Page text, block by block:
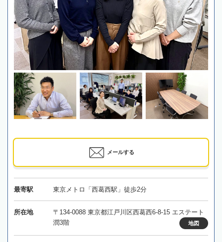
メールする
最寄駅 東京メトロ「西葛西駅」徒歩2分
所在地
〒134-0088 東京都江戸川区西葛西6-8-15 エステート
潤3階
地図